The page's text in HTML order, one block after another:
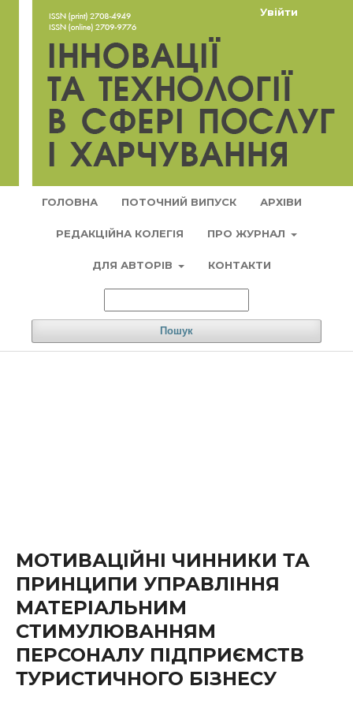
ГОЛОВНА ПОТОЧНИЙ ВИПУСК АРХІВИ
РЕДАКЦІЙНА КОЛЕГІЯ ПРО ЖУРНАЛ
ДЛЯ АВТОРІВ КОНТАКТИ
Пошук
Увійти
МОТИВАЦІЙНІ ЧИННИКИ ТА
ПРИНЦИПИ УПРАВЛІННЯ
МАТЕРІАЛЬНИМ
СТИМУЛЮВАННЯМ
ПЕРСОНАЛУ ПІДПРИЄМСТВ
ТУРИСТИЧНОГО БІЗНЕСУ